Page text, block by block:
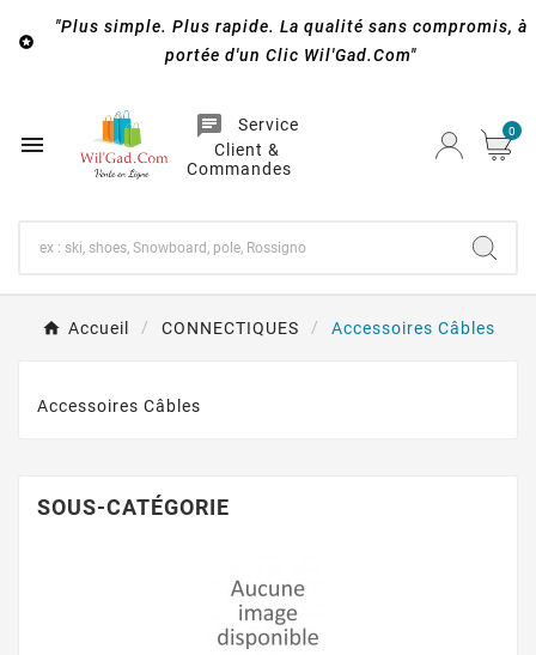

"Plus simple. Plus rapide. La qualité sans compromis, à
portée d'un Clic Wil'Gad.Com"

chat
Service
Client &
Commandes
0
Accueil CONNECTIQUES Accessoires Câbles
Accessoires Câbles
SOUS-CATÉGORIE